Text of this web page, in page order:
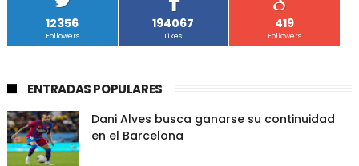
12356
Followers
194067
Likes
419
Followers
ENTRADAS POPULARES
Dani Alves busca ganarse su continuidad
en el Barcelona